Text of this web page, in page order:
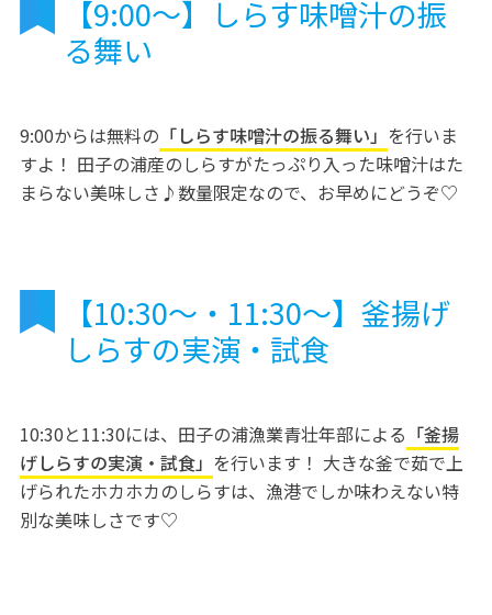
【9:00～】しらす味噌汁の振
る舞い
9:00からは無料の 「しらす味噌汁の振る舞い」 を行いま
すよ！ 田子の浦産のしらすがたっぷり入った味噌汁はた
まらない美味しさ♪数量限定なので、お早めにどうぞ♡
【10:30～・11:30〜】釜揚げ
しらすの実演・試食
10:30と11:30には、田子の浦漁業青壮年部による 「釜揚
げしらすの実演・試食」 を行います！ 大きな釜で茹で上
げられたホカホカのしらすは、漁港でしか味わえない特
別な美味しさです♡